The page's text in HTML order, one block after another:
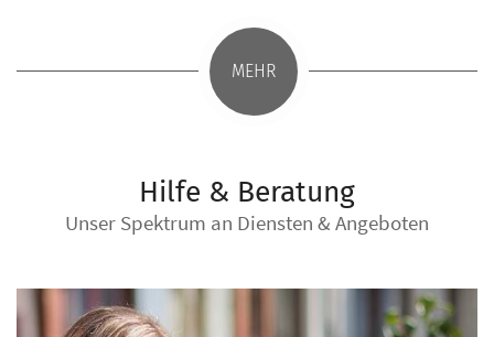
MEHR
Hilfe & Beratung
Unser Spektrum an Diensten & Angeboten